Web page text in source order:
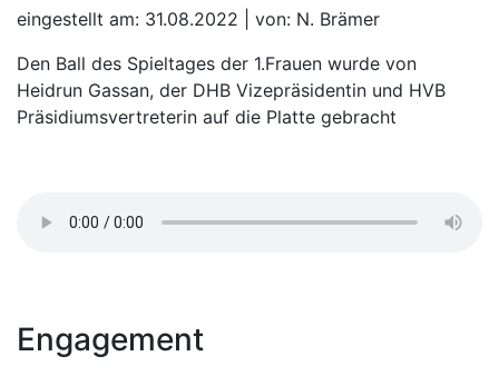
eingestellt am: 31.08.2022 | von: N. Brämer
Den Ball des Spieltages der 1.Frauen wurde von
Heidrun Gassan, der DHB Vizepräsidentin und HVB
Präsidiumsvertreterin auf die Platte gebracht
Engagement